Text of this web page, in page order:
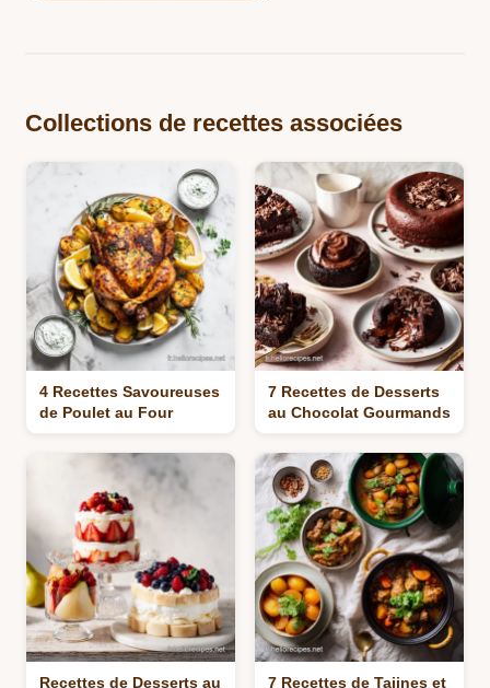
Collections de recettes associées
4 Recettes Savoureuses
de Poulet au Four
7 Recettes de Desserts
au Chocolat Gourmands
Recettes de Desserts au
7 Recettes de Tajines et